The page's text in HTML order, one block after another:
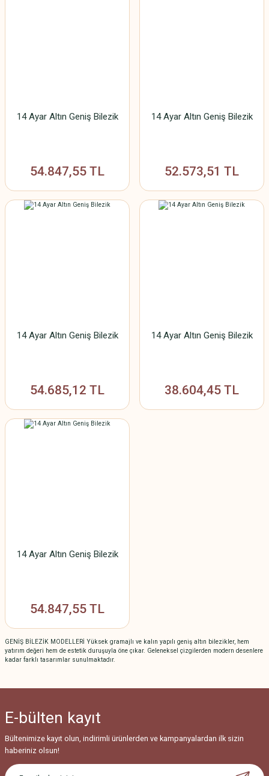
14 Ayar Altın Geniş Bilezik
54.847,55 TL
14 Ayar Altın Geniş Bilezik
52.573,51 TL
14 Ayar Altın Geniş Bilezik
54.685,12 TL
14 Ayar Altın Geniş Bilezik
38.604,45 TL
14 Ayar Altın Geniş Bilezik
54.847,55 TL
GENİŞ BİLEZİK MODELLERİ Yüksek gramajlı ve kalın yapılı geniş altın bilezikler, hem
yatırım değeri hem de estetik duruşuyla öne çıkar. Geleneksel çizgilerden modern desenlere
kadar farklı tasarımlar sunulmaktadır.
E-bülten kayıt
Bültenimize kayıt olun, indirimli ürünlerden ve kampanyalardan ilk sizin
haberiniz olsun!